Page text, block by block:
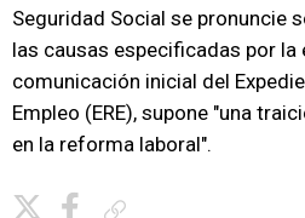
Seguridad Social se pronuncie
las causas especificadas por la
comunicación inicial del
Empleo (ERE), supone "una
en la reforma laboral".